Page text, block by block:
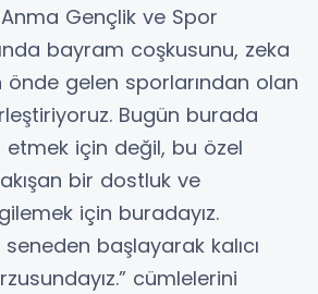
Gençlik ve Spor
bayram coşkusunu, zeka
gelen sporlarından olan
Bugün burada
için değil, bu özel
bir dostluk ve
için buradayız.
seneden başlayarak kalıcı
cümlelerini